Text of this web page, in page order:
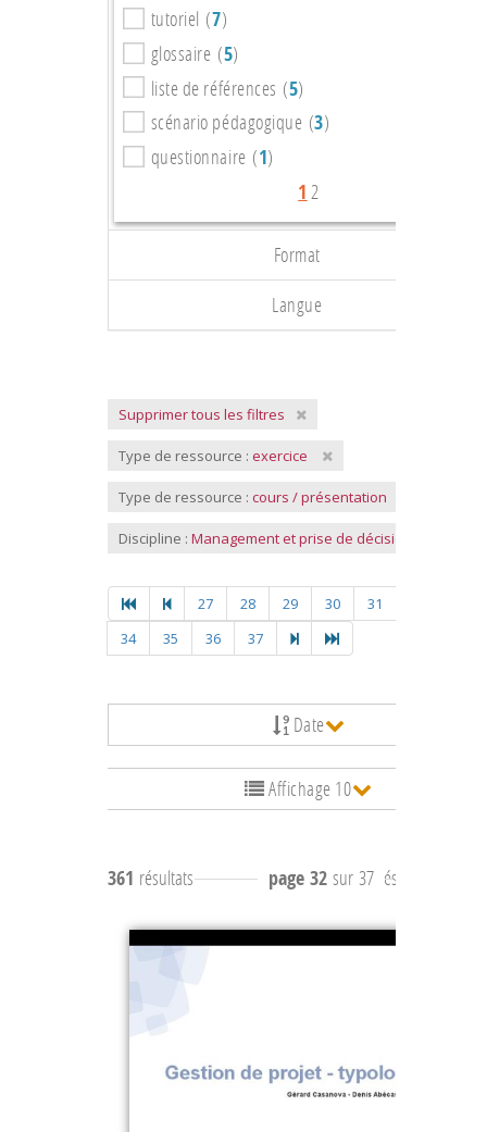
tutoriel (7)
glossaire (5)
liste de références (5)
scénario pédagogique (3)
questionnaire (1)
1 2
Format
Langue
Supprimer tous les filtres
Type de ressource : exercice
Type de ressource : cours / présentation
Discipline : Management et prise de décision
27 28 29 30 31
34
35 36 37
Date
Affichage 10
361 résultats page 32 sur 37 résultats